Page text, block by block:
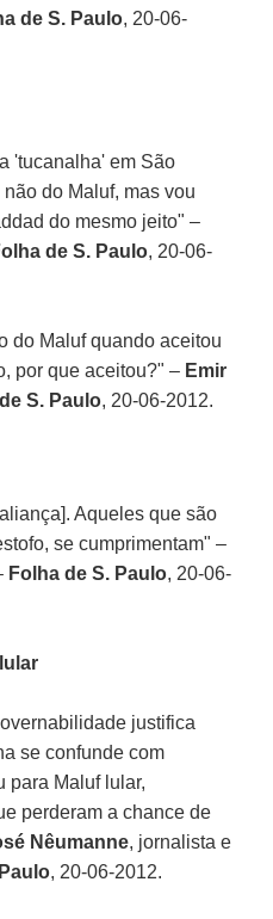
de S. Paulo, 20-06-
'tucanalha' em São
do Maluf, mas vou
do mesmo jeito" –
de S. Paulo, 20-06-
do Maluf quando aceitou
por que aceitou?" – Emir
S. Paulo, 20-06-2012.
Aqueles que são
se cumprimentam" –
Folha de S. Paulo, 20-06-
justifica
se confunde com
para Maluf lular,
perderam a chance de
Nêumanne, jornalista e
, 20-06-2012.